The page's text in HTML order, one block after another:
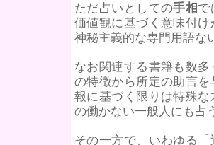
ただ占いとしての手相で
価値観に基づく意味付
神秘主義的な専門用語な
なお関連する書籍も数
の特徴から所定の助言
報に基づく限りは特殊
の働かない一般人にも占
その一方で、いわゆる